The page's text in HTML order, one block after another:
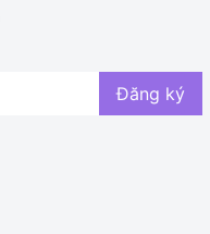
Đăng ký